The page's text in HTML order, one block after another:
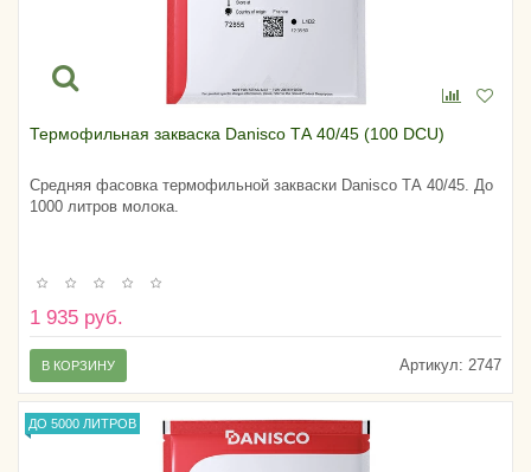
Термофильная закваска Danisco ТА 40/45 (100 DCU)
Средняя фасовка термофильной закваски Danisco ТА 40/45. До
1000 литров молока.
1 935 руб.
Артикул: 2747
В КОРЗИНУ
ДО 5000 ЛИТРОВ